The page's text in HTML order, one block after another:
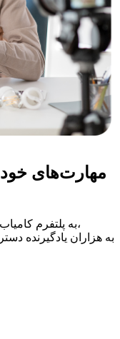
مهارت‌های خود
به پلتفرم کامیاب بپیوندید، تخصص خود را به اشتراک بگذارید،
به هزاران یادگیرنده